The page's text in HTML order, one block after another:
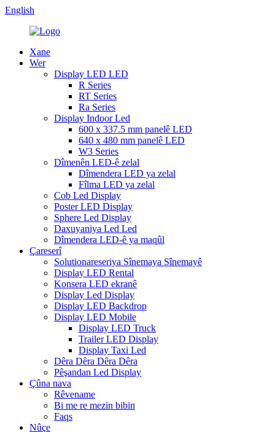
English
Xane
Wer
Display LED LED
R Series
RT Series
Ra Series
Display Indoor Led
600 x 337.5 mm panelê LED
640 x 480 mm panelê LED
W3 Series
Dîmenên LED-ê zelal
Dîmendera LED ya zelal
Fîlma LED ya zelal
Cob Led Display
Poster LED Display
Sphere Led Display
Daxuyaniya Led Led
Dîmendera LED-ê ya maqûl
Çareserî
Solutionareseriya Sînemaya Sînemayê
Display LED Rental
Konsera LED ekranê
Display Led Display
Display LED Backdrop
Display LED Mobile
Display LED Truck
Trailer LED Display
Display Taxi Led
Dêra Dêra Dêra Dêra
Pêşandan Led Display
Çûna nava
Rêvename
Bi me re mezin bibin
Faqs
Nûçe